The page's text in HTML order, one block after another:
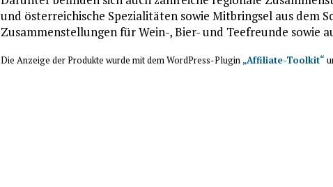
und österreichische Spezialitäten sowie Mitbringsel aus dem
Zusammenstellungen für Wein-, Bier- und Teefreunde sowie
Die Anzeige der Produkte wurde mit dem WordPress-Plugin „Affiliate-Toolkit“